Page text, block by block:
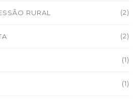
RURAL (2)
(2)
(1)
(1)